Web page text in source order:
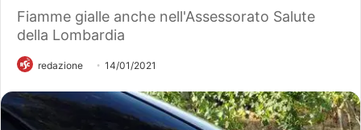
Fiamme gialle anche nell'Assessorato Salute
della Lombardia
redazione 14/01/2021